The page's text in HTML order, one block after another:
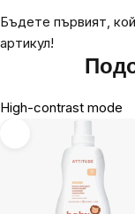
Бъдете първият,
артикул!
High-contrast mode